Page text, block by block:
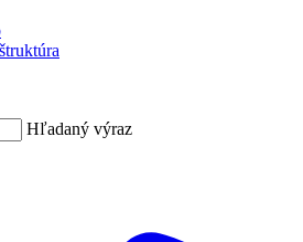
Hľadaný výraz